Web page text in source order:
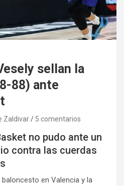
sellan la
88) ante
Zaldivar 5 comentarios
no pudo ante un
contra las cuerdas
baloncesto en Valencia y la